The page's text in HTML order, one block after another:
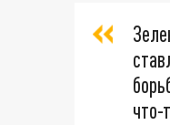
что-